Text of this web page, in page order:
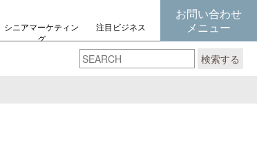
シニアマーケティン
グ
注目ビジネス
お問い合わせ
メニュー
検索する